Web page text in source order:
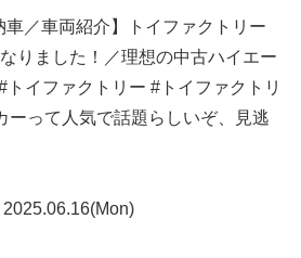
車／車両紹介】トイファクトリー
りました！／理想の中古ハイエー
トイファクトリー #トイファクトリ
ーって人気で話題らしいぞ、見逃
2025.06.16(Mon)